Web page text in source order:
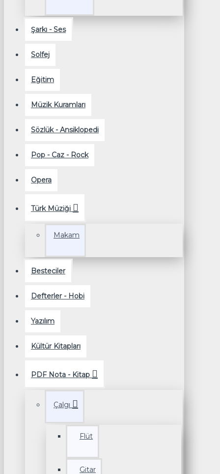
Şarkı - Ses
Solfej
Eğitim
Müzik Kuramları
Sözlük - Ansiklopedi
Pop - Caz - Rock
Opera
Türk Müziği
Makam
Besteciler
Defterler - Hobi
Yazılım
Kültür Kitapları
PDF Nota - Kitap
Çalgı
Flüt
Gitar